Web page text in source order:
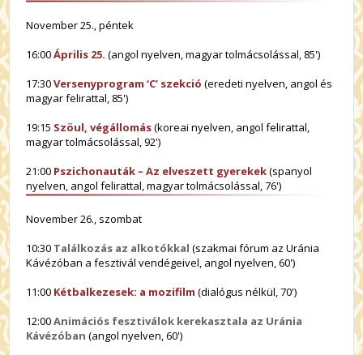
November 25., péntek
16:00Április 25. (angol nyelven, magyar tolmácsolással, 85')
17:30Versenyprogram ‘C’ szekció (eredeti nyelven, angol és
magyar felirattal, 85')
19:15 Szöul, végállomás(koreai nyelven, angol felirattal,
magyar tolmácsolással, 92')
21:00 Pszichonauták – Az elveszett gyerekek(spanyol
nyelven, angol felirattal, magyar tolmácsolással, 76')
November 26., szombat
10:30 Találkozás az alkotókkal (szakmai fórum az Uránia
Kávézóban a fesztivál vendégeivel, angol nyelven, 60')
11:00 Kétbalkezesek: a mozifilm (dialógus nélkül, 70')
12:00Animációs fesztiválok kerekasztala az Uránia
Kávézóban (angol nyelven, 60')